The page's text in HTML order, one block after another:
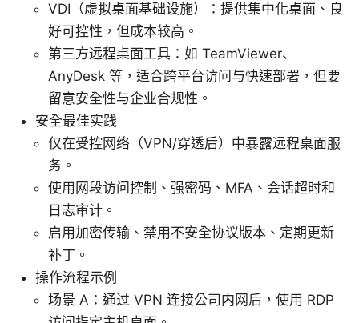
VDI（虚拟桌面基础设施）：提供集中化桌面、良
好可控性，但成本较高。
第三方远程桌面工具：如 TeamViewer、
AnyDesk 等，适合跨平台访问与快速部署，但要
留意安全性与企业合规性。
安全最佳实践
仅在受控网络（VPN/穿透后）中暴露远程桌面服
务。
使用网段访问控制、强密码、MFA、会话超时和
日志审计。
启用加密传输、禁用不安全协议版本、定期更新
补丁。
操作流程示例
场景 A：通过 VPN 连接公司内网后，使用 RDP